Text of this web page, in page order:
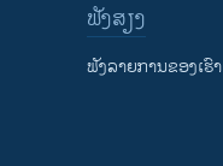
ຟັງສຽງ
ຟັງລາຍການຂອງເຮົາ